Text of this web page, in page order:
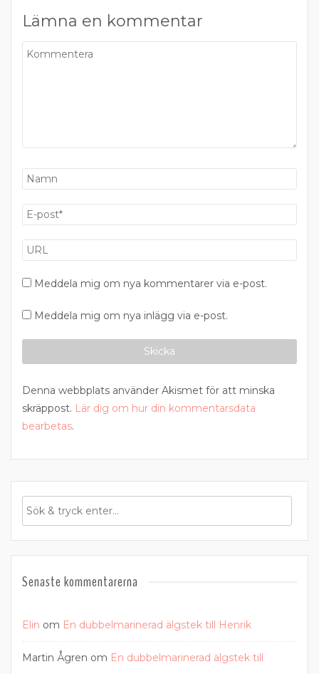
Lämna en kommentar
Meddela mig om nya kommentarer via e-post.
Meddela mig om nya inlägg via e-post.
Denna webbplats använder Akismet för att minska
skräppost. Lär dig om hur din kommentarsdata
bearbetas.
Senaste kommentarerna
Elin om En dubbelmarinerad älgstek till Henrik
Martin Ågren om En dubbelmarinerad älgstek till